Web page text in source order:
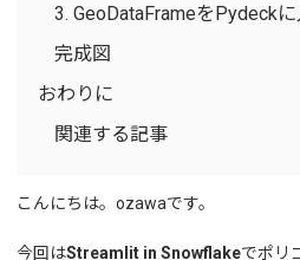
3. GeoDataFrameをPydeck
完成図
おわりに
関連する記事
こんにちは。ozawaです。
今回はStreamlit in Snowflakeでポリ